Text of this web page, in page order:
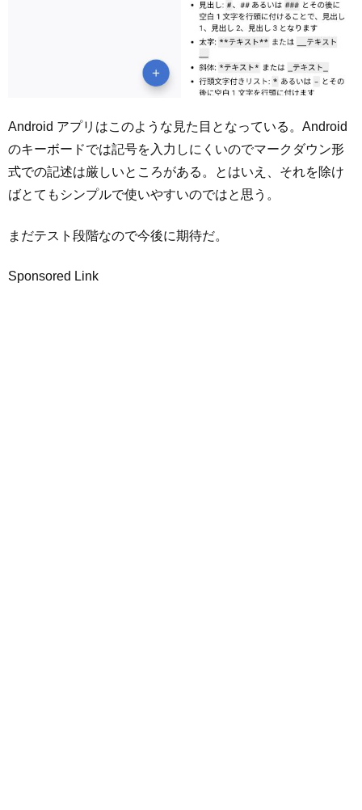
Android アプリはこのような見た目となっている。Android
のキーボードでは記号を入力しにくいのでマークダウン形
式での記述は厳しいところがある。とはいえ、それを除け
ばとてもシンプルで使いやすいのではと思う。
まだテスト段階なので今後に期待だ。
Sponsored Link